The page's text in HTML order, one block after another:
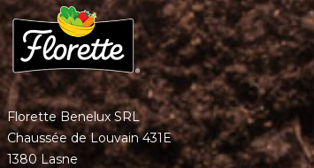
Florette Benelux SRL
Chaussée de Louvain 431E
1380 Lasne